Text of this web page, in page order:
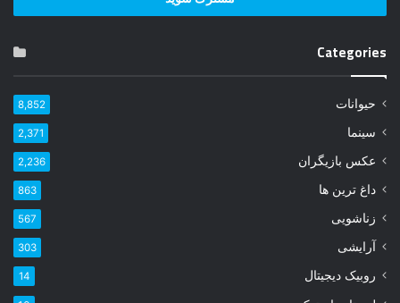
ا
م
ی
خ
و
ر
ا
ا
ر
ک
ن
Categories
حیوانات 8,852
سینما 2,371
عکس بازیگران 2,236
داغ ترین ها 863
زناشویی 567
آرایشی 303
روبیک دیجیتال 14